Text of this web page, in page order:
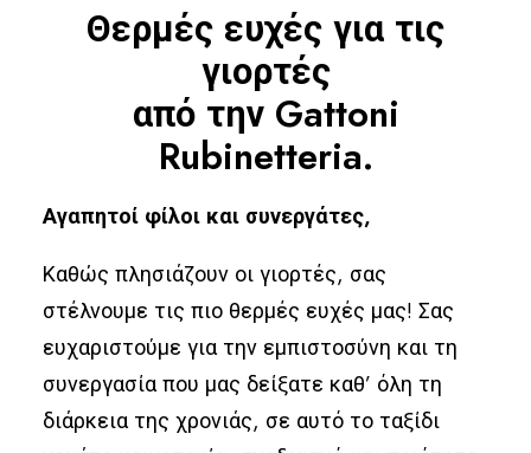
Ελληνικά
Θερμές ευχές για τις
γιορτές
από την Gattoni
Rubinetteria.
Αγαπητοί φίλοι και συνεργάτες,
Καθώς πλησιάζουν οι γιορτές, σας
στέλνουμε τις πιο θερμές ευχές μας! Σας
ευχαριστούμε για την εμπιστοσύνη και τη
συνεργασία που μας δείξατε καθ’ όλη τη
διάρκεια της χρονιάς, σε αυτό το ταξίδι